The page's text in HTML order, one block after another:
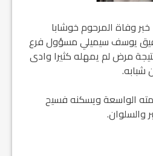
خبر وفاة المرحوم خوشابا
يوسف سيميلي مسؤول فرع
مرض لم يمهله كثيرا وادى
شبابه.
الواسعة ويسكنه فسيح
والسلوان.